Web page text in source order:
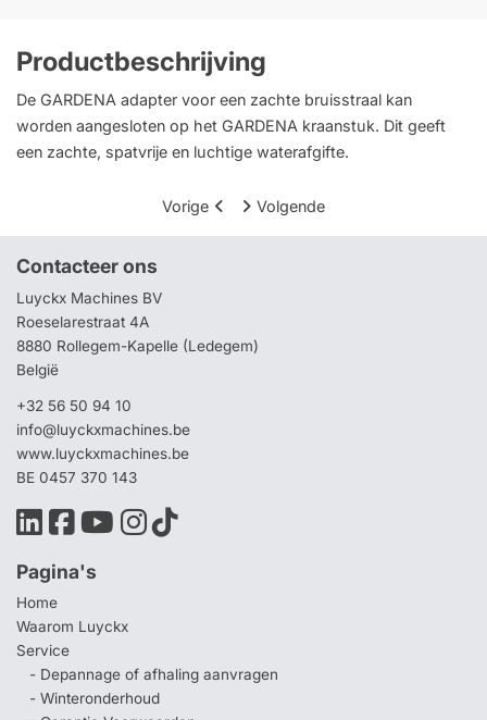
Productbeschrijving
De GARDENA adapter voor een zachte bruisstraal kan
worden aangesloten op het GARDENA kraanstuk. Dit geeft
een zachte, spatvrije en luchtige waterafgifte.
Vorige Volgende
Contacteer ons
Luyckx Machines BV
Roeselarestraat 4A
8880 Rollegem-Kapelle (Ledegem)
België
+32 56 50 94 10
info@luyckxmachines.be
www.luyckxmachines.be
BE 0457 370 143
Pagina's
Home
Waarom Luyckx
Service
- Depannage of afhaling aanvragen
- Winteronderhoud